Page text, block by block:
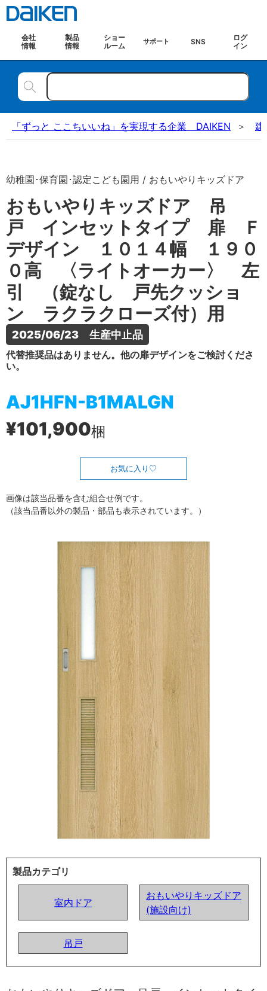
会社
情報
製品
情報
ショー
ルーム
サポート SNS
ログ
イン
「ずっと ここちいいね」を実現する企業 DAIKEN 建
幼稚園･保育園･認定こども園用 / おもいやりキッズドア
おもいやりキッズドア 吊
戸 インセットタイプ 扉 Ｆ
デザイン １０１４幅 １９０
０高 〈ライトオーカー〉 左
引 （錠なし 戸先クッショ
ン ラクラクローズ付）用
2025/06/23　生産中止品
代替推奨品はありません。他の扉デザインをご検討くださ
い。
AJ1HFN-B1MALGN
¥101,900梱
お気に入り
画像は該当品番を含む組合せ例です。
（該当品番以外の製品・部品も表示されています。）
製品カテゴリ
室内ドア
おもいやりキッズドア
(施設向け)
吊戸